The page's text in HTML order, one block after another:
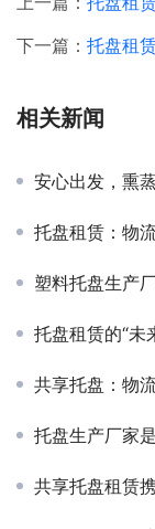
下一篇： 托盘租
相关新闻
安心出发，熏
托盘租赁：物
塑料托盘生产
托盘租赁的“
共享托盘：物
托盘生产厂家
共享托盘租赁